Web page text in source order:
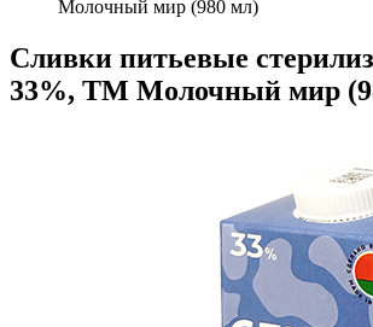
Молочный мир (980 мл)
Сливки питьевые
33%, ТМ Молочный мир